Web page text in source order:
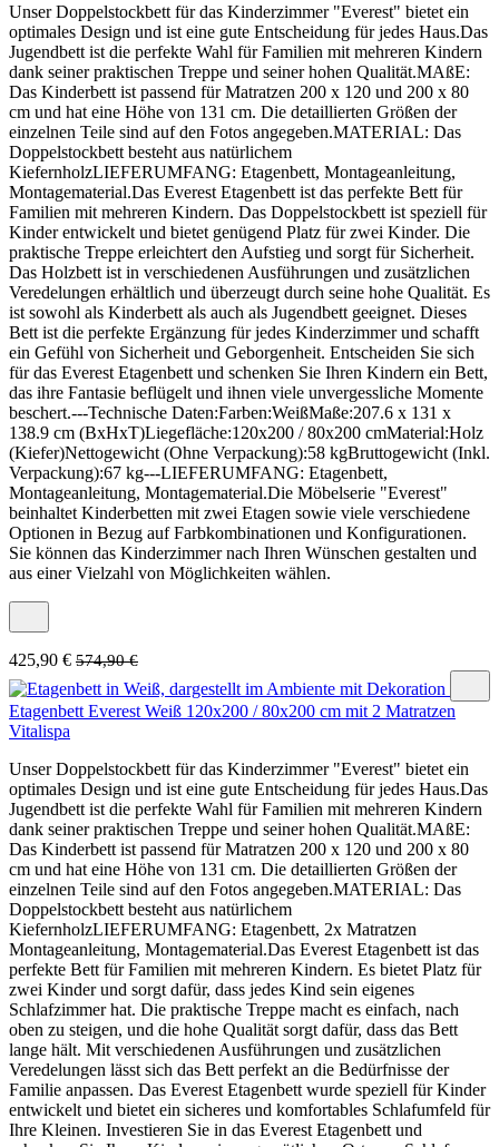
Unser Doppelstockbett für das Kinderzimmer "Everest" bietet ein
optimales Design und ist eine gute Entscheidung für jedes Haus.Das
Jugendbett ist die perfekte Wahl für Familien mit mehreren Kindern
dank seiner praktischen Treppe und seiner hohen Qualität.MAßE:
Das Kinderbett ist passend für Matratzen 200 x 120 und 200 x 80
cm und hat eine Höhe von 131 cm. Die detaillierten Größen der
einzelnen Teile sind auf den Fotos angegeben.MATERIAL: Das
Doppelstockbett besteht aus natürlichem
KiefernholzLIEFERUMFANG: Etagenbett, Montageanleitung,
Montagematerial.Das Everest Etagenbett ist das perfekte Bett für
Familien mit mehreren Kindern. Das Doppelstockbett ist speziell für
Kinder entwickelt und bietet genügend Platz für zwei Kinder. Die
praktische Treppe erleichtert den Aufstieg und sorgt für Sicherheit.
Das Holzbett ist in verschiedenen Ausführungen und zusätzlichen
Veredelungen erhältlich und überzeugt durch seine hohe Qualität. Es
ist sowohl als Kinderbett als auch als Jugendbett geeignet. Dieses
Bett ist die perfekte Ergänzung für jedes Kinderzimmer und schafft
ein Gefühl von Sicherheit und Geborgenheit. Entscheiden Sie sich
für das Everest Etagenbett und schenken Sie Ihren Kindern ein Bett,
das ihre Fantasie beflügelt und ihnen viele unvergessliche Momente
beschert.---Technische Daten:Farben:WeißMaße:207.6 x 131 x
138.9 cm (BxHxT)Liegefläche:120x200 / 80x200 cmMaterial:Holz
(Kiefer)Nettogewicht (Ohne Verpackung):58 kgBruttogewicht (Inkl.
Verpackung):67 kg---LIEFERUMFANG: Etagenbett,
Montageanleitung, Montagematerial.Die Möbelserie "Everest"
beinhaltet Kinderbetten mit zwei Etagen sowie viele verschiedene
Optionen in Bezug auf Farbkombinationen und Konfigurationen.
Sie können das Kinderzimmer nach Ihren Wünschen gestalten und
aus einer Vielzahl von Möglichkeiten wählen.
425,90 € 574,90 €
Etagenbett Everest Weiß 120x200 / 80x200 cm mit 2 Matratzen
Vitalispa
Unser Doppelstockbett für das Kinderzimmer "Everest" bietet ein
optimales Design und ist eine gute Entscheidung für jedes Haus.Das
Jugendbett ist die perfekte Wahl für Familien mit mehreren Kindern
dank seiner praktischen Treppe und seiner hohen Qualität.MAßE:
Das Kinderbett ist passend für Matratzen 200 x 120 und 200 x 80
cm und hat eine Höhe von 131 cm. Die detaillierten Größen der
einzelnen Teile sind auf den Fotos angegeben.MATERIAL: Das
Doppelstockbett besteht aus natürlichem
KiefernholzLIEFERUMFANG: Etagenbett, 2x Matratzen
Montageanleitung, Montagematerial.Das Everest Etagenbett ist das
perfekte Bett für Familien mit mehreren Kindern. Es bietet Platz für
zwei Kinder und sorgt dafür, dass jedes Kind sein eigenes
Schlafzimmer hat. Die praktische Treppe macht es einfach, nach
oben zu steigen, und die hohe Qualität sorgt dafür, dass das Bett
lange hält. Mit verschiedenen Ausführungen und zusätzlichen
Veredelungen lässt sich das Bett perfekt an die Bedürfnisse der
Familie anpassen. Das Everest Etagenbett wurde speziell für Kinder
entwickelt und bietet ein sicheres und komfortables Schlafumfeld für
Ihre Kleinen. Investieren Sie in das Everest Etagenbett und